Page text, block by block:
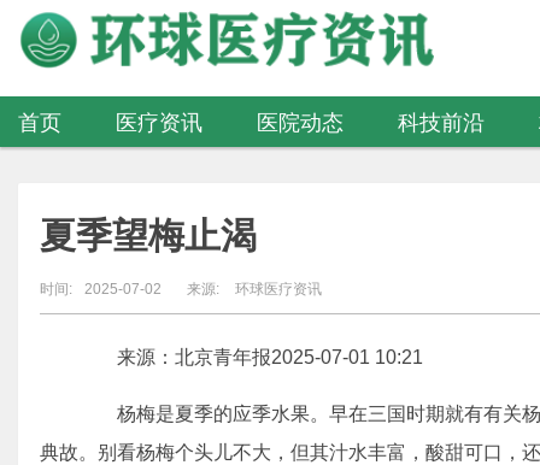
首页 医疗资讯 医院动态 科技前沿
夏季望梅止渴
时间: 2025-07-02 来源: 环球医疗资讯
来源：北京青年报2025-07-01 10:21
杨梅是夏季的应季水果。早在三国时期就有有关杨
典故。别看杨梅个头儿不大，但其汁水丰富，酸甜可口，